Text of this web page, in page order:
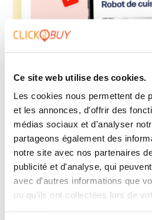
Ce site web utilise des cookies.
Les cookies nous permettent de
et les annonces, d'offrir des
médias sociaux et d'analyser
partageons également des
notre site avec nos partenaires
publicité et d'analyse, qui
avec d'autres informations que
ou qu'ils ont collectées lors de
Where to Buy
Capte l’intention d’achat et
qualifié chez vos
croissance.